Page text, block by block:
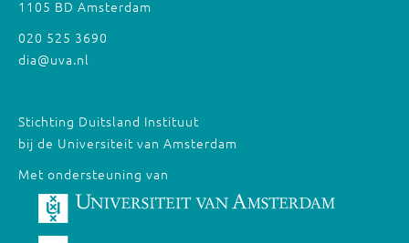
1105 BD Amsterdam
020 525 3690
dia@uva.nl
Stichting Duitsland Instituut
bij de Universiteit van Amsterdam
Met ondersteuning van